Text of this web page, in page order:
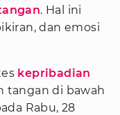
. Hal ini
dan emosi
kepribadian
tangan di bawah
Rabu, 28